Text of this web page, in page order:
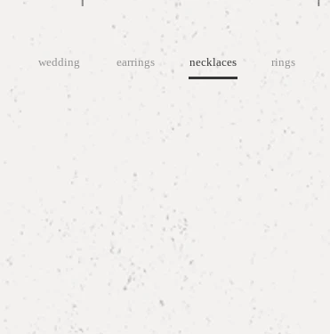
wedding earrings necklaces rings